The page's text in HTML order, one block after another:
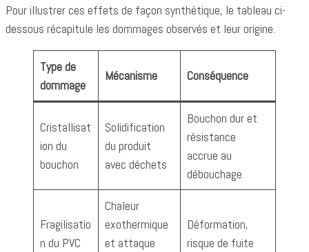
Pour illustrer ces effets de façon synthétique, le tableau ci-
dessous récapitule les dommages observés et leur origine.
Type de
dommage
Mécanisme Conséquence
Cristallisat
ion du
bouchon
Solidification
du produit
avec déchets
Bouchon dur et
résistance
accrue au
débouchage
Fragilisatio
n du PVC
Chaleur
exothermique
et attaque
Déformation,
risque de fuite